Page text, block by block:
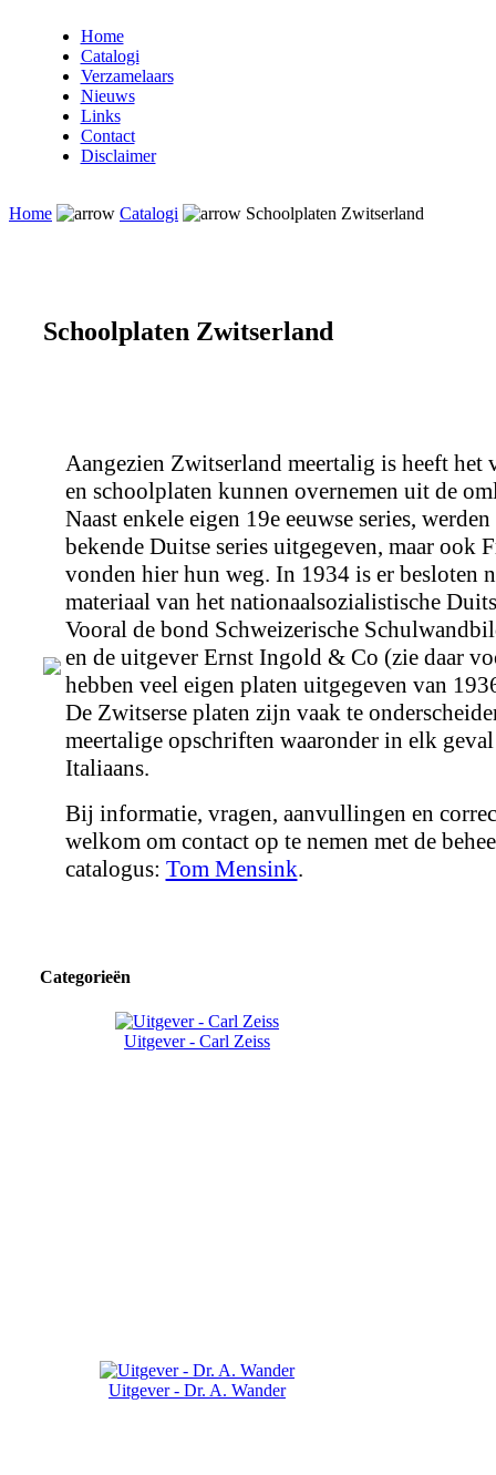
Home
Catalogi
Verzamelaars
Nieuws
Links
Contact
Disclaimer
Home Catalogi Schoolplaten Zwitserland
Schoolplaten Zwitserland
Aangezien Zwitserland meertalig is heeft het
en schoolplaten kunnen overnemen uit de
Naast enkele eigen 19e eeuwse series,
bekende Duitse series uitgegeven, maar ook
vonden hier hun weg. In 1934 is er besloten
materiaal van het nationaalsozialistische
Vooral de bond Schweizerische
en de uitgever Ernst Ingold & Co (zie daar
hebben veel eigen platen uitgegeven van
De Zwitserse platen zijn vaak te
meertalige opschriften waaronder in elk
Italiaans.
Bij informatie, vragen, aanvullingen en
welkom om contact op te nemen met de
catalogus: Tom Mensink.
Categorieën
Uitgever - Carl Zeiss
Uitgever - Dr. A. Wander